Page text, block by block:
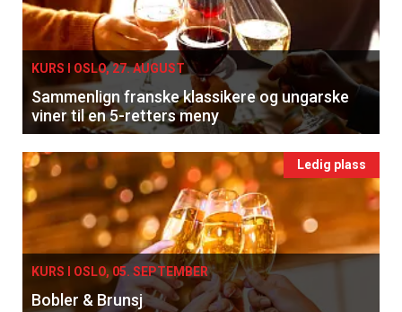
KURS I OSLO, 27. AUGUST
Sammenlign franske klassikere og ungarske
viner til en 5-retters meny
Ledig plass
KURS I OSLO, 05. SEPTEMBER
Bobler & Brunsj